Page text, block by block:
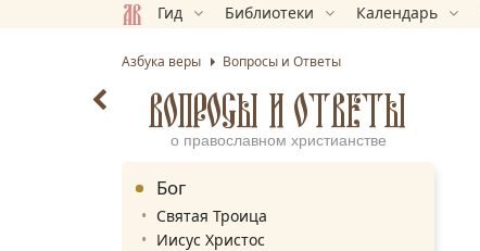
Гид Библиотеки Календарь
Азбука веры Вопросы и Ответы
ВОПРОСЫ И ОТВЕТЫ
о православном христианстве
Бог
Святая Троица
Иисус Христос